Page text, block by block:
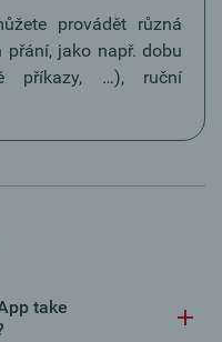
provádět různá
jako např. dobu
příkazy, …), ruční
take